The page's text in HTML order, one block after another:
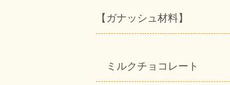
【ガナッシュ材料】
ミルクチョコレート